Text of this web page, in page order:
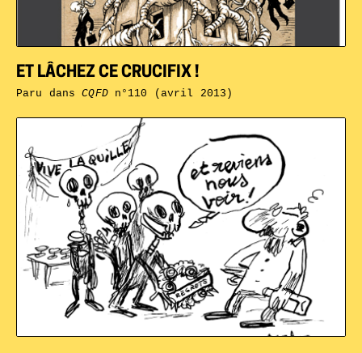
ET LÂCHEZ CE CRUCIFIX !
Paru dansCQFDn°110 (avril 2013)